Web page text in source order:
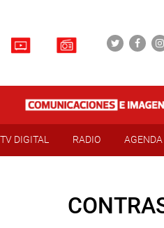
TV DIGITAL RADIO AGENDA